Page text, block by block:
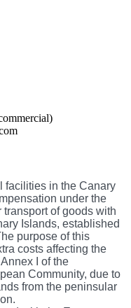
facilities in the Canary
under the
of goods with
Islands, established
purpose of this
costs affecting the
I of the
Community, due to
from the peninsular